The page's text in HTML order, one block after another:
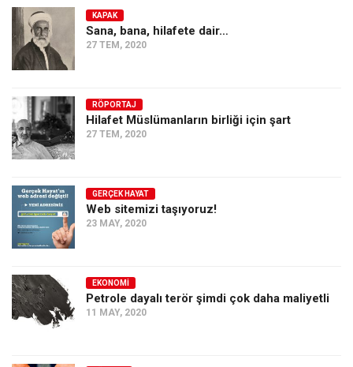
KAPAK
Sana, bana, hilafete dair…
27 TEM, 2020
RÖPORTAJ
Hilafet Müslümanların birliği için şart
27 TEM, 2020
GERÇEK HAYAT
Web sitemizi taşıyoruz!
23 MAY, 2020
EKONOMI
Petrole dayalı terör şimdi çok daha maliyetli
11 MAY, 2020